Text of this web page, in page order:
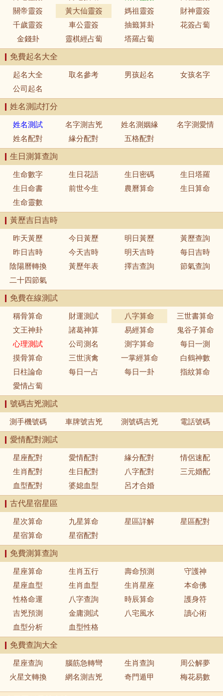
關帝靈簽
黃大仙靈簽 媽祖靈簽
財神靈簽
千歲靈簽
車公靈簽 抽籤算卦
花簽占蔔
金錢卦
靈棋經占蔔 塔羅占蔔
免費起名大全
起名大全 取名參考 男孩起名
女孩名字
公司起名
姓名測試打分
姓名測試 名字測吉兇 姓名測姻緣
名字測愛情
姓名配對
緣分配對 五格配對
生日測算查詢
生命數字 生日花語 生日密碼
生日塔羅
生日命書
前世今生 農曆算命
生日算命
生命靈數
黃歷吉日吉時
昨天黃歷 今日黃歷 明日黃歷
黃歷查詢
昨日吉時
今天吉時 明天吉時
每日吉時
陰陽曆轉換
黃歷年表 擇吉查詢
節氣查詢
二十四節氣
免費在線測試
稱骨算命 財運測試 八字算命
三世書算命
文王神卦
諸葛神算 易經算命
鬼谷子算命
心理測試
公司測名 測字算命
每日一測
摸骨算命
三世演禽 一掌經算命
白鶴神數
日柱論命
每日一占 每日一卦
指紋算命
愛情占蔔
號碼吉兇測試
測手機號碼 車牌號吉兇 測號碼吉兇 電話號碼
愛情配對測試
星座配對 愛情配對 緣分配對
情侶速配
生肖配對
生日配對 八字配對
三元婚配
血型配對
婆媳血型 呂才合婚
古代星宿星區
星次算命 九星算命 星區詳解
星區配對
星宿算命
星宿配對
免費測算查詢
星座算命 生肖五行 壽命預測
守護神
星座血型
生肖血型 生肖星座
本命佛
性格命運
八字查詢 時辰算命
護身符
吉兇預測
金庸測試 八宅風水
讀心術
血型分析
血型性格
免費查詢大全
星座查詢 腦筋急轉彎 生肖查詢
周公解夢
火星文轉換
網名測吉兇 奇門遁甲 梅花易數